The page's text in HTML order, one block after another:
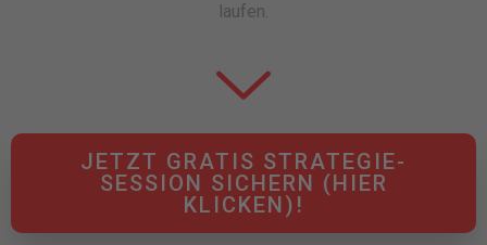
laufen.
JETZT GRATIS STRATEGIE-
SESSION SICHERN (HIER
KLICKEN)!